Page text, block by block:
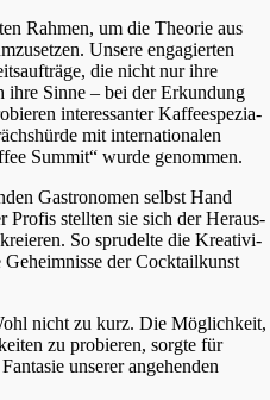
Rahmen, um die Theorie aus
Unsere engagier­ten
die nicht nur ihre
ihre Sinne – bei der Erkun­dung
inter­es­san­ter Kaffee­spe­zia­
mit inter­na­tio­na­len
Summit“ wurde genommen.
Gastro­no­men selbst Hand
Profis stell­ten sie sich der Heraus­
So sprudel­te die Kreati­vi­
der Cocktail­kunst
nicht zu kurz. Die Möglich­keit,
zu probie­ren, sorgte für
unserer angehen­den